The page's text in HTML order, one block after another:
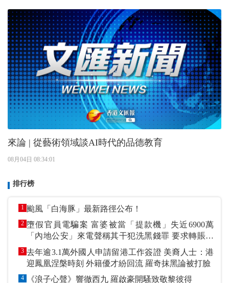
來論 | 從藝術領域談AI時代的品德教育
08月04日 08:34:01
排行榜
1 颱風「白海豚」最新路徑公布！
2 墮假官員電騙案 富婆被當「提款機」失近6900萬
「內地公安」來電聲稱其干犯洗黑錢罪 要求轉賬到
指定戶口作「保證金」
3 去年逾3.1萬外國人申請留港工作簽證 美裔人士：港
迎鳳凰涅槃時刻 外籍優才紛回流 羅奇抹黑論被打臉
4 《浪子心聲》響徹西九 羅啟豪開騷致敬黎彼得